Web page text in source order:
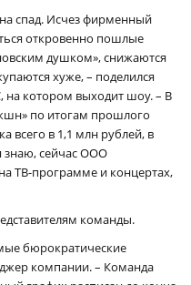
спад. Исчез фирменный
откровенно пошлые
душком», снижаются
хуже, – поделился
на котором выходит шоу. – В
по итогам прошлого
всего в 1,1 млн рублей, в
знаю, сейчас ООО
ТВ-программе и концертах,
команды.
бюрократические
компании. – Команда